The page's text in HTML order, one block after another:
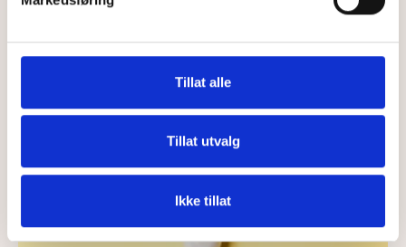
Tillat alle
Tillat utvalg
Ikke tillat